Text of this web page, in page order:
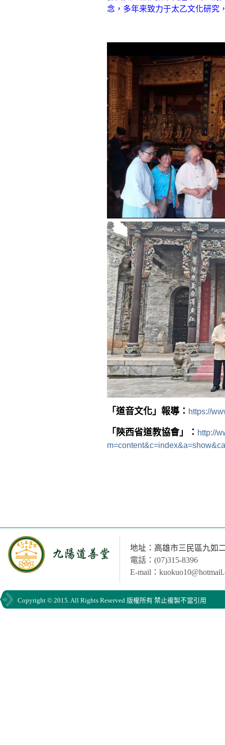
念，多年来致力于太乙文化研究
「道音文化」報導： https://
「陝西省道教協會」： http://
地址：高雄市三民區九如
電話：(07)315-8396
E-mail：
Copyright © 2015. All Rights Reserved 版權所有 禁止複製不當引用